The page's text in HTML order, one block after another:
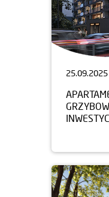
25.09.2025